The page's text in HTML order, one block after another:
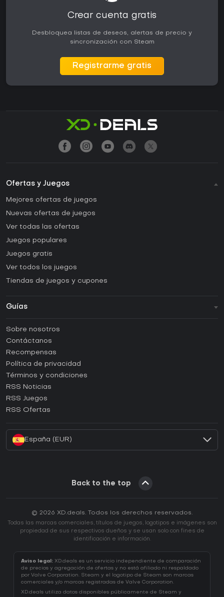
Crear cuenta gratis
Desbloquea listas de deseos, alertas de precio y
sincronización con Steam
Registrarme gratis
Ofertas y Juegos
Mejores ofertas de juegos
Nuevas ofertas de juegos
Ver todas las ofertas
Juegos populares
Juegos gratis
Ver todos los juegos
Tiendas de juegos y cupones
Guías
Guías y tutoriales
¿Cómo activar una CD Key de Steam?
¿Cómo activar una CD Key de Epic Games?
¿Cómo activar una CD Key de GOG?
¿Cómo activar una CD Key de Ubisoft Connect?
Sobre nosotros
Contáctanos
Recompensas
Política de privacidad
Términos y condiciones
RSS Noticias
RSS Juegos
RSS Ofertas
España (EUR)
Back to the top
© 2026 XD.deals. Todos los derechos reservados.
Todas las marcas comerciales, títulos de juegos, logotipos e imágenes son
propiedad de sus respectivos dueños y se usan solo con fines de
identificación e información.
Aviso legal: XD.deals es un servicio independiente de comparación
de precios y agregación de ofertas y no está afiliado ni respaldado
por Valve Corporation. Steam y el logotipo de Steam son marcas
comerciales y/o marcas registradas de Valve Corporation.
XD.deals utiliza datos disponibles públicamente de Steam y